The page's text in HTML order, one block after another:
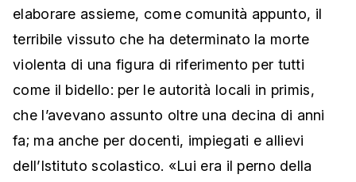
elaborare assieme, come comunità appunto, il
terribile vissuto che ha determinato la morte
violenta di una figura di riferimento per tutti
come il bidello: per le autorità locali in primis,
che l’avevano assunto oltre una decina di anni
fa; ma anche per docenti, impiegati e allievi
dell’Istituto scolastico. «Lui era il perno della